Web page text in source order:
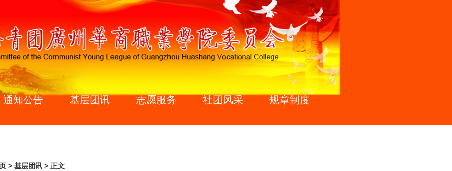
通知公告 基层团讯 志愿服务 社团风采 规章制度
> 基层团讯 > 正文